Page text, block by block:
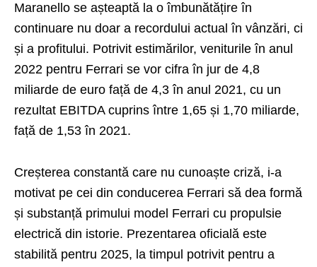
Maranello se așteaptă la o îmbunătățire în
continuare nu doar a recordului actual în vânzări, ci
și a profitului. Potrivit estimărilor, veniturile în anul
2022 pentru Ferrari se vor cifra în jur de 4,8
miliarde de euro față de 4,3 în anul 2021, cu un
rezultat EBITDA cuprins între 1,65 și 1,70 miliarde,
față de 1,53 în 2021.
Creșterea constantă care nu cunoaște criză, i-a
motivat pe cei din conducerea Ferrari să dea formă
și substanță primului model Ferrari cu propulsie
electrică din istorie. Prezentarea oficială este
stabilită pentru 2025, la timpul potrivit pentru a